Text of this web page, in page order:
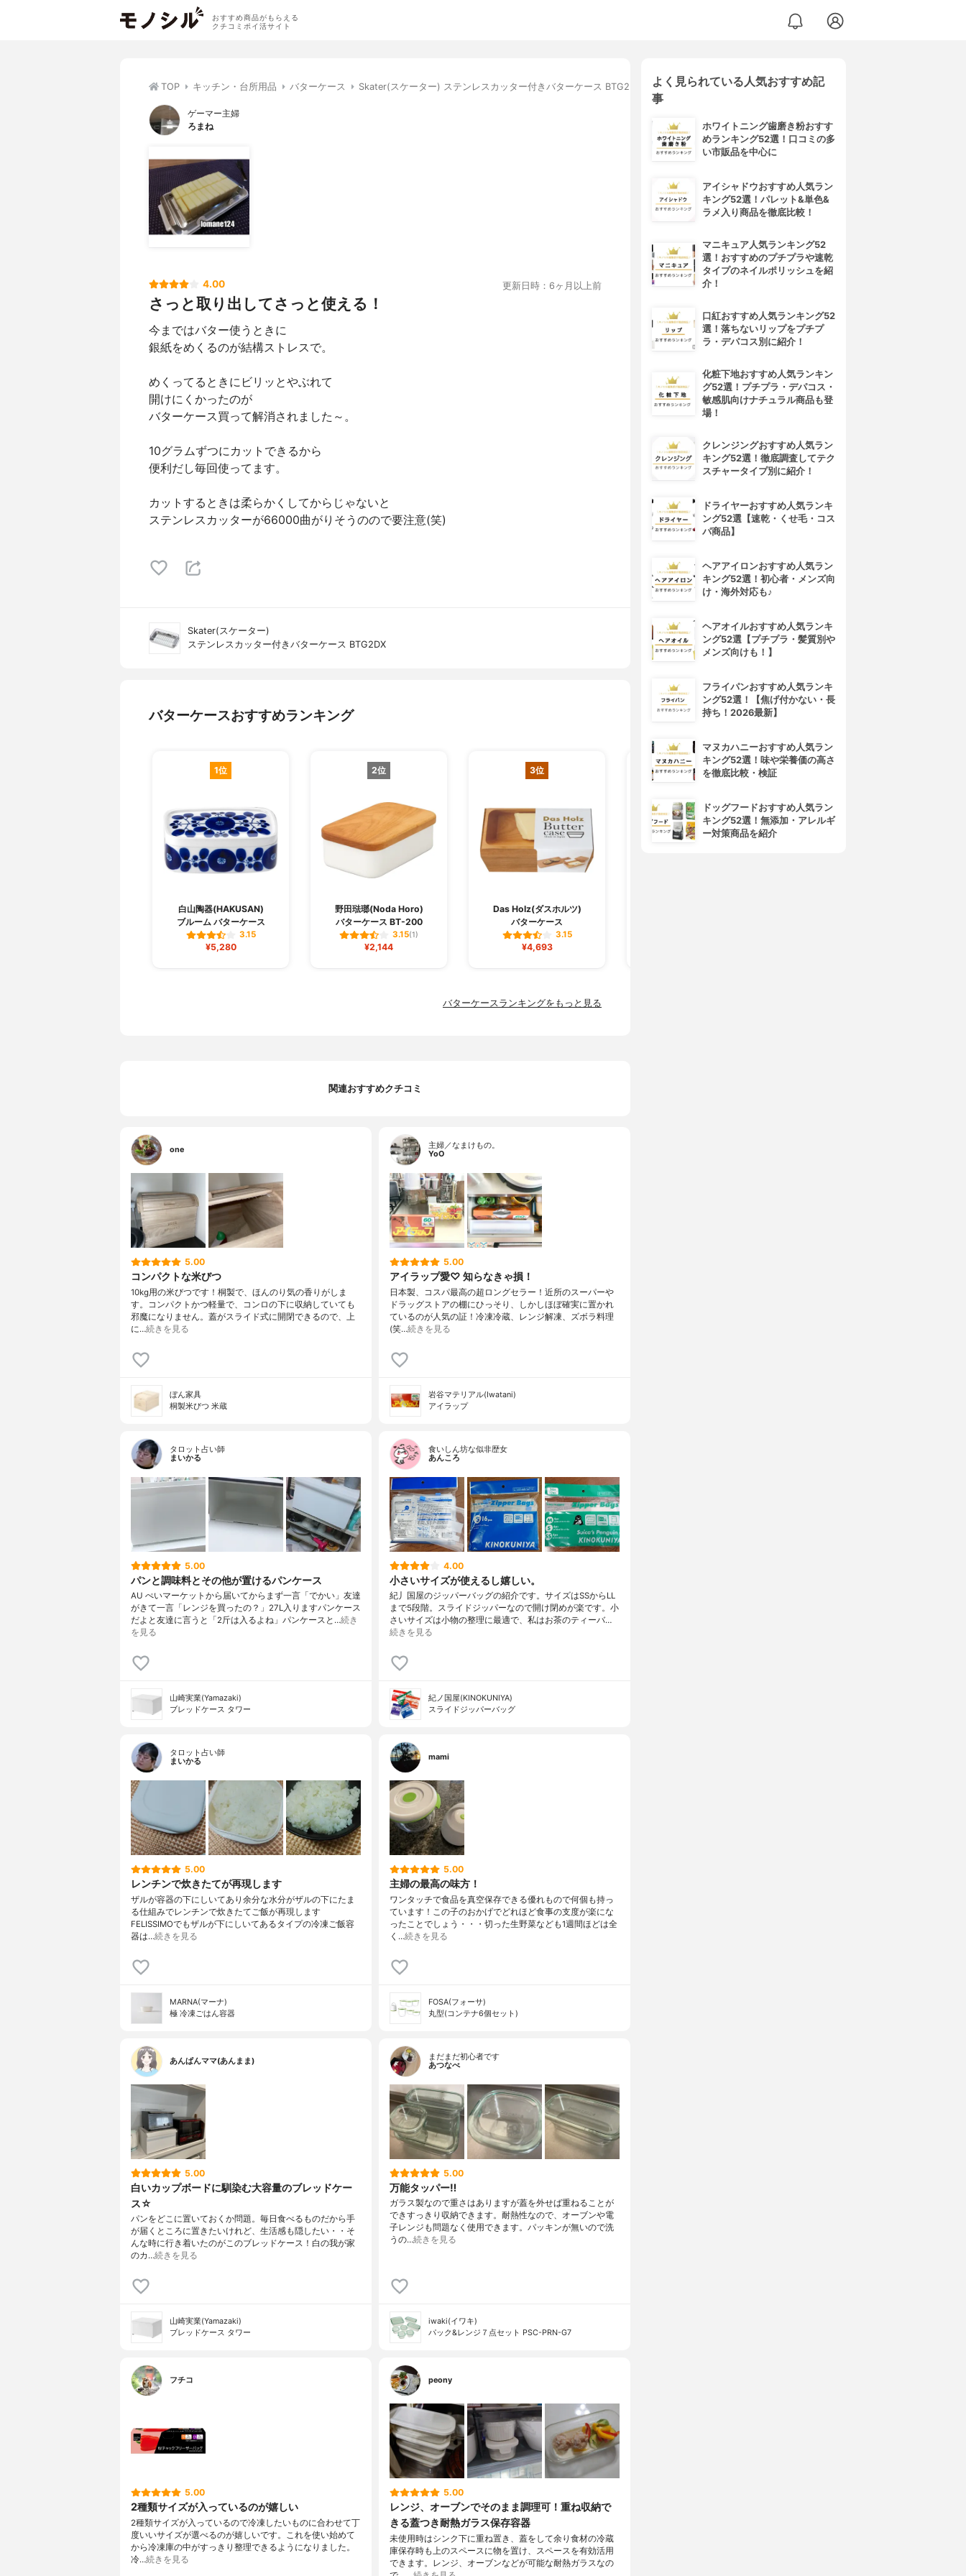
おすすめ商品がもらえる
クチコミポイ活サイト
TOP キッチン・台所用品 バターケース Skater(スケーター) ステンレスカッター付きバターケース BTG2DX
ゲーマー主婦
ろまね
4.00 更新日時：6ヶ月以上前
さっと取り出してさっと使える！
今まではバター使うときに
銀紙をめくるのが結構ストレスで。
めくってるときにビリッとやぶれて
開けにくかったのが
バターケース買って解消されました～。
10グラムずつにカットできるから
便利だし毎回使ってます。
カットするときは柔らかくしてからじゃないと
ステンレスカッターが66000曲がりそうのので要注意(笑)
Skater(スケーター)
ステンレスカッター付きバターケース BTG2DX
バターケースおすすめランキング
1位
白山陶器(HAKUSAN)
ブルーム バターケース
3.15
¥5,280
2位
野田琺瑯(Noda Horo)
バターケース BT-200
3.15(1)
¥2,144
3位
Das Holz(ダスホルツ)
バターケース
3.15
¥4,693
4位
バターケースランキングをもっと見る
関連おすすめクチコミ
one
5.00
コンパクトな米びつ
10kg用の米びつです！桐製で、ほんのり気の香りがしま
す。コンパクトかつ軽量で、コンロの下に収納していても
邪魔になりません。蓋がスライド式に開閉できるので、上
に…続きを見る
ぼん家具
桐製米びつ 米蔵
主婦／なまけもの。
YoO
5.00
アイラップ愛♡ 知らなきゃ損！
日本製、コスパ最高の超ロングセラー！近所のスーパーや
ドラッグストアの棚にひっそり、しかしほぼ確実に置かれ
ているのが人気の証！冷凍冷蔵、レンジ解凍、ズボラ料理
(笑…続きを見る
岩谷マテリアル(Iwatani)
アイラップ
タロット占い師
まいかる
5.00
パンと調味料とその他が置けるパンケース
AU ぺいマーケットから届いてからまず一言「でかい」友達
がきて一言「レンジを買ったの？」27L入りますパンケース
だよと友達に言うと「2斤は入るよね」パンケースと…続き
を見る
山崎実業(Yamazaki)
ブレッドケース タワー
食いしん坊な似非歴女
あんころ
4.00
小さいサイズが使えるし嬉しい。
紀丿国屋のジッパーバッグの紹介です。サイズはSSからLL
まで5段階。スライドジッパーなので開け閉めが楽です。小
さいサイズは小物の整理に最適で、私はお茶のティーバ…
続きを見る
紀ノ国屋(KINOKUNIYA)
スライドジッパーバッグ
タロット占い師
まいかる
5.00
レンチンで炊きたてが再現します
ザルが容器の下にしいてあり余分な水分がザルの下にたま
る仕組みでレンチンで炊きたてご飯が再現します
FELISSIMOでもザルが下にしいてあるタイプの冷凍ご飯容
器は…続きを見る
MARNA(マーナ)
極 冷凍ごはん容器
mami
5.00
主婦の最高の味方！
ワンタッチで食品を真空保存できる優れもので何個も持っ
ています！この子のおかげでどれほど食事の支度が楽にな
ったことでしょう・・・切った生野菜なども1週間ほどは全
く…続きを見る
FOSA(フォーサ)
丸型(コンテナ6個セット)
あんぱんママ(あんまま)
5.00
白いカップボードに馴染む大容量のブレッドケー
ス☆
パンをどこに置いておくか問題。毎日食べるものだから手
が届くところに置きたいけれど、生活感も隠したい・・そ
んな時に行き着いたのがこのブレッドケース！白の我が家
のカ…続きを見る
山崎実業(Yamazaki)
ブレッドケース タワー
まだまだ初心者です
あつなべ
5.00
万能タッパー‼︎
ガラス製なので重さはありますが蓋を外せば重ねることが
できすっきり収納できます。耐熱性なので、オーブンや電
子レンジも問題なく使用できます。パッキンが無いので洗
うの…続きを見る
iwaki(イワキ)
パック&レンジ７点セット PSC-PRN-G7
フチコ
5.00
2種類サイズが入っているのが嬉しい
2種類サイズが入っているので冷凍したいものに合わせて丁
度いいサイズが選べるのが嬉しいです。これを使い始めて
から冷凍庫の中がすっきり整理できるようになりました。
冷…続きを見る
peony
5.00
レンジ、オーブンでそのまま調理可！重ね収納で
きる蓋つき耐熱ガラス保存容器
未使用時はシンク下に重ね置き、蓋をして余り食材の冷蔵
庫保存時も上のスペースに物を置け、スペースを有効活用
できます。レンジ、オーブンなどが可能な耐熱ガラスなの
よく見られている人気おすすめ記
事
ホワイトニング歯磨き粉おすす
めランキング52選！口コミの多
い市販品を中心に
アイシャドウおすすめ人気ラン
キング52選！パレット&単色&
ラメ入り商品を徹底比較！
マニキュア人気ランキング52
選！おすすめのプチプラや速乾
タイプのネイルポリッシュを紹
介！
口紅おすすめ人気ランキング52
選！落ちないリップをプチプ
ラ・デパコス別に紹介！
化粧下地おすすめ人気ランキン
グ52選！プチプラ・デパコス・
敏感肌向けナチュラル商品も登
場！
クレンジングおすすめ人気ラン
キング52選！徹底調査してテク
スチャータイプ別に紹介！
ドライヤーおすすめ人気ランキ
ング52選【速乾・くせ毛・コス
パ商品】
ヘアアイロンおすすめ人気ラン
キング52選！初心者・メンズ向
け・海外対応も♪
ヘアオイルおすすめ人気ランキ
ング52選【プチプラ・髪質別や
メンズ向けも！】
フライパンおすすめ人気ランキ
ング52選！【焦げ付かない・長
持ち！2026最新】
マヌカハニーおすすめ人気ラン
キング52選！味や栄養価の高さ
を徹底比較・検証
ドッグフードおすすめ人気ラン
キング52選！無添加・アレルギ
ー対策商品を紹介